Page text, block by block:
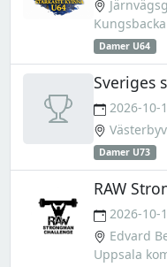
Kungsbacka
Damer U64
Sveriges
2026-10-
Damer U73
RAW
2026-10-
Edvard
Uppsala